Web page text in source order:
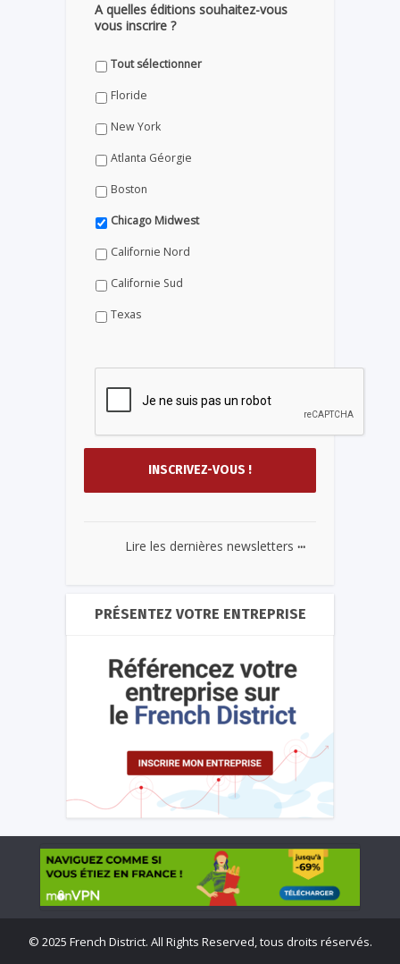
A quelles éditions souhaitez-vous
vous inscrire ?
Tout sélectionner
Floride
New York
Atlanta Géorgie
Boston
Chicago Midwest
Californie Nord
Californie Sud
Texas
Lire les dernières newsletters ...
PRÉSENTEZ VOTRE ENTREPRISE
© 2025 French District. All Rights Reserved, tous droits réservés.